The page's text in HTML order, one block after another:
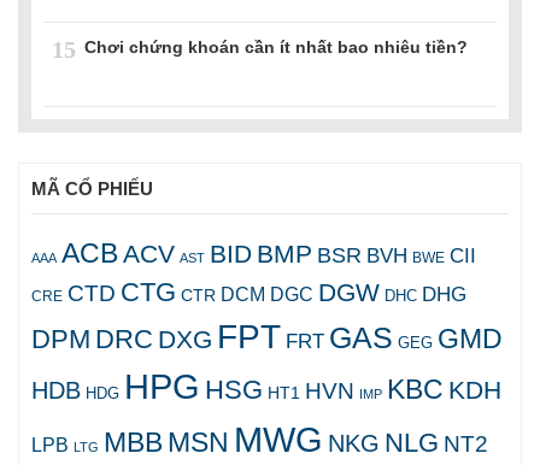
15 Chơi chứng khoán cần ít nhất bao nhiêu tiền?
MÃ CỔ PHIẾU
AAA ACBACV AST BID BMP BSR BVH BWE CII
CRE CTD CTG CTR DCM DGC DGW DHC DHG
DPM DRC DXG FPT FRT GAS GEG GMD
HDB HDG HPG HSG HT1 HVN IMP KBC KDH
LPB LTG MBBMSN MWG NKG NLG NT2